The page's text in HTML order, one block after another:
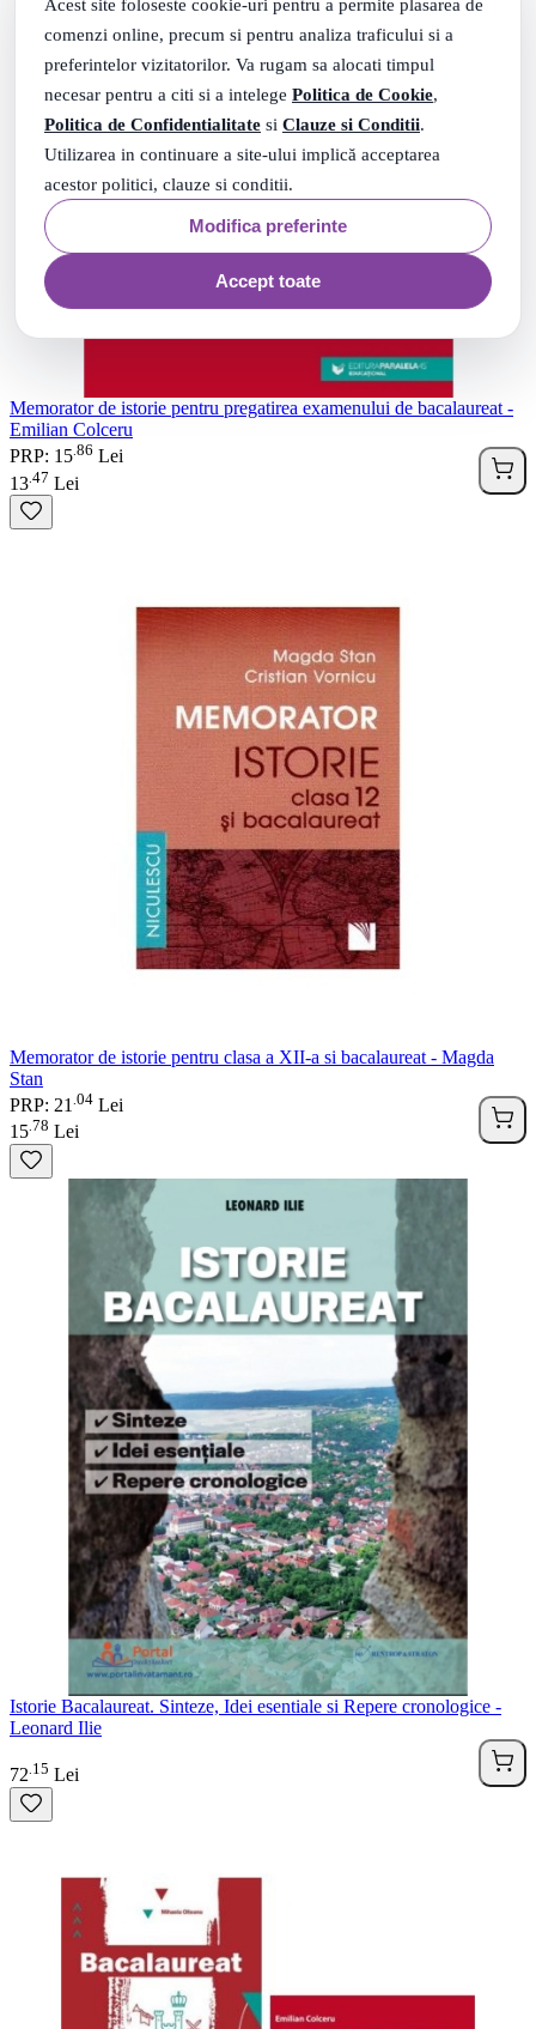
comenzi online, precum si pentru analiza traficului si a
preferintelor vizitatorilor. Va rugam sa alocati timpul
necesar pentru a citi si a intelege Politica de Cookie,
Politica de Confidentialitate si Clauze si Conditii.
Utilizarea in continuare a site-ului implică acceptarea
acestor politici, clauze si conditii.
Modifica preferinte
Accept toate
Memorator de istorie pentru pregatirea examenului de bacalaureat -
Emilian Colceru
PRP: 15 86 Lei
13 47 Lei
Memorator de istorie pentru clasa a XII-a si bacalaureat - Magda
Stan
PRP: 21 04 Lei
15 78 Lei
Istorie Bacalaureat. Sinteze, Idei esentiale si Repere cronologice -
Leonard Ilie
72 15 Lei